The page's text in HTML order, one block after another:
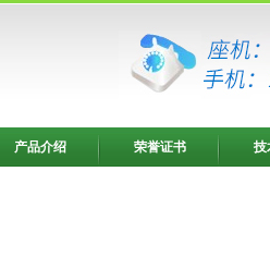
产品介绍 荣誉证书 技